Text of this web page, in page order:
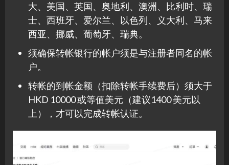
大、美国、英国、奥地利、澳洲、比利时、瑞
士、西班牙、爱尔兰、以色列、义大利、马来
西亚、挪威、葡萄牙、瑞典。
须确保转帐银行的帐户须是与注册者同名的帐
户。
转帐的到帐金额（扣除转帐手续费后）须大于
HKD 10000 或等值美元（建议1400 美元以
上），才可以完成转帐认证。